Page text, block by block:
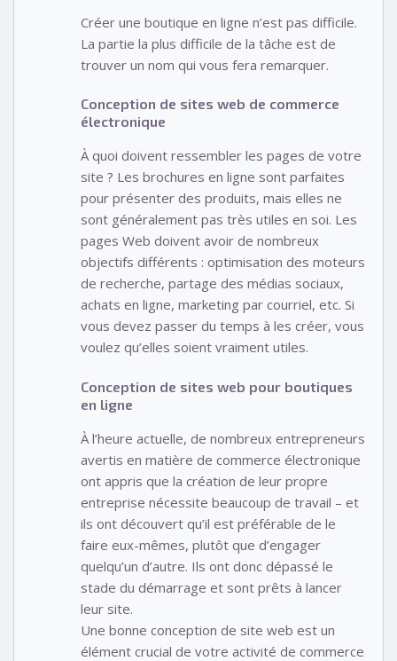
Créer une boutique en ligne n’est pas difficile.
La partie la plus difficile de la tâche est de
trouver un nom qui vous fera remarquer.
Conception de sites web de commerce
électronique
À quoi doivent ressembler les pages de votre
site ? Les brochures en ligne sont parfaites
pour présenter des produits, mais elles ne
sont généralement pas très utiles en soi. Les
pages Web doivent avoir de nombreux
objectifs différents : optimisation des moteurs
de recherche, partage des médias sociaux,
achats en ligne, marketing par courriel, etc. Si
vous devez passer du temps à les créer, vous
voulez qu’elles soient vraiment utiles.
Conception de sites web pour boutiques
en ligne
À l’heure actuelle, de nombreux entrepreneurs
avertis en matière de commerce électronique
ont appris que la création de leur propre
entreprise nécessite beaucoup de travail – et
ils ont découvert qu’il est préférable de le
faire eux-mêmes, plutôt que d’engager
quelqu’un d’autre. Ils ont donc dépassé le
stade du démarrage et sont prêts à lancer
leur site.
Une bonne conception de site web est un
élément crucial de votre activité de commerce